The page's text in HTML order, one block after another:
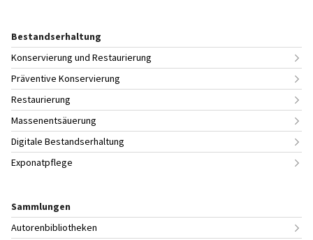
Bestandserhaltung
Konservierung und Restaurierung
Präventive Konservierung
Restaurierung
Massenentsäuerung
Digitale Bestandserhaltung
Exponatpflege
Sammlungen
Autorenbibliotheken